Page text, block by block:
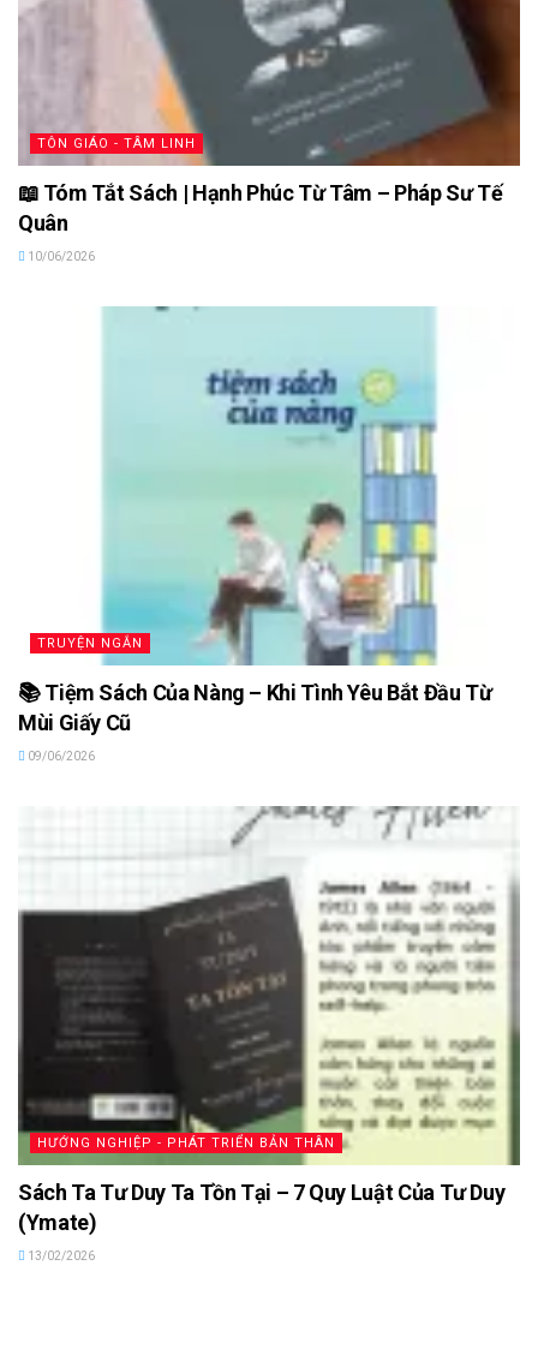
TÔN GIÁO - TÂM LINH
📖 Tóm Tắt Sách | Hạnh Phúc Từ Tâm – Pháp Sư Tế
Quân
10/06/2026
TRUYỆN NGẮN
📚 Tiệm Sách Của Nàng – Khi Tình Yêu Bắt Đầu Từ
Mùi Giấy Cũ
09/06/2026
HƯỚNG NGHIỆP - PHÁT TRIỂN BẢN THÂN
Sách Ta Tư Duy Ta Tồn Tại – 7 Quy Luật Của Tư Duy
(Ymate)
13/02/2026